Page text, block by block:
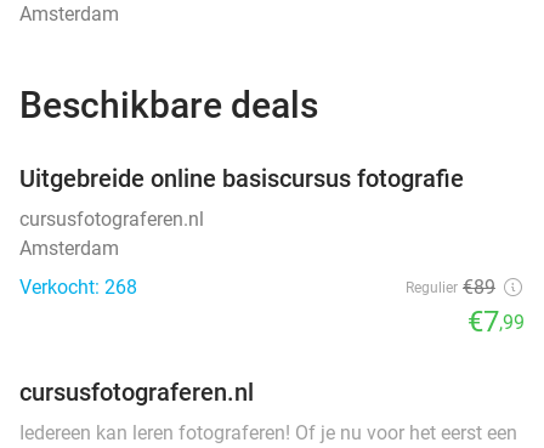
Amsterdam
Beschikbare deals
Uitgebreide online basiscursus fotografie
cursusfotograferen.nl
Amsterdam
Verkocht: 268
Regulier €89
€7,99
cursusfotograferen.nl
Iedereen kan leren fotograferen! Of je nu voor het eerst een